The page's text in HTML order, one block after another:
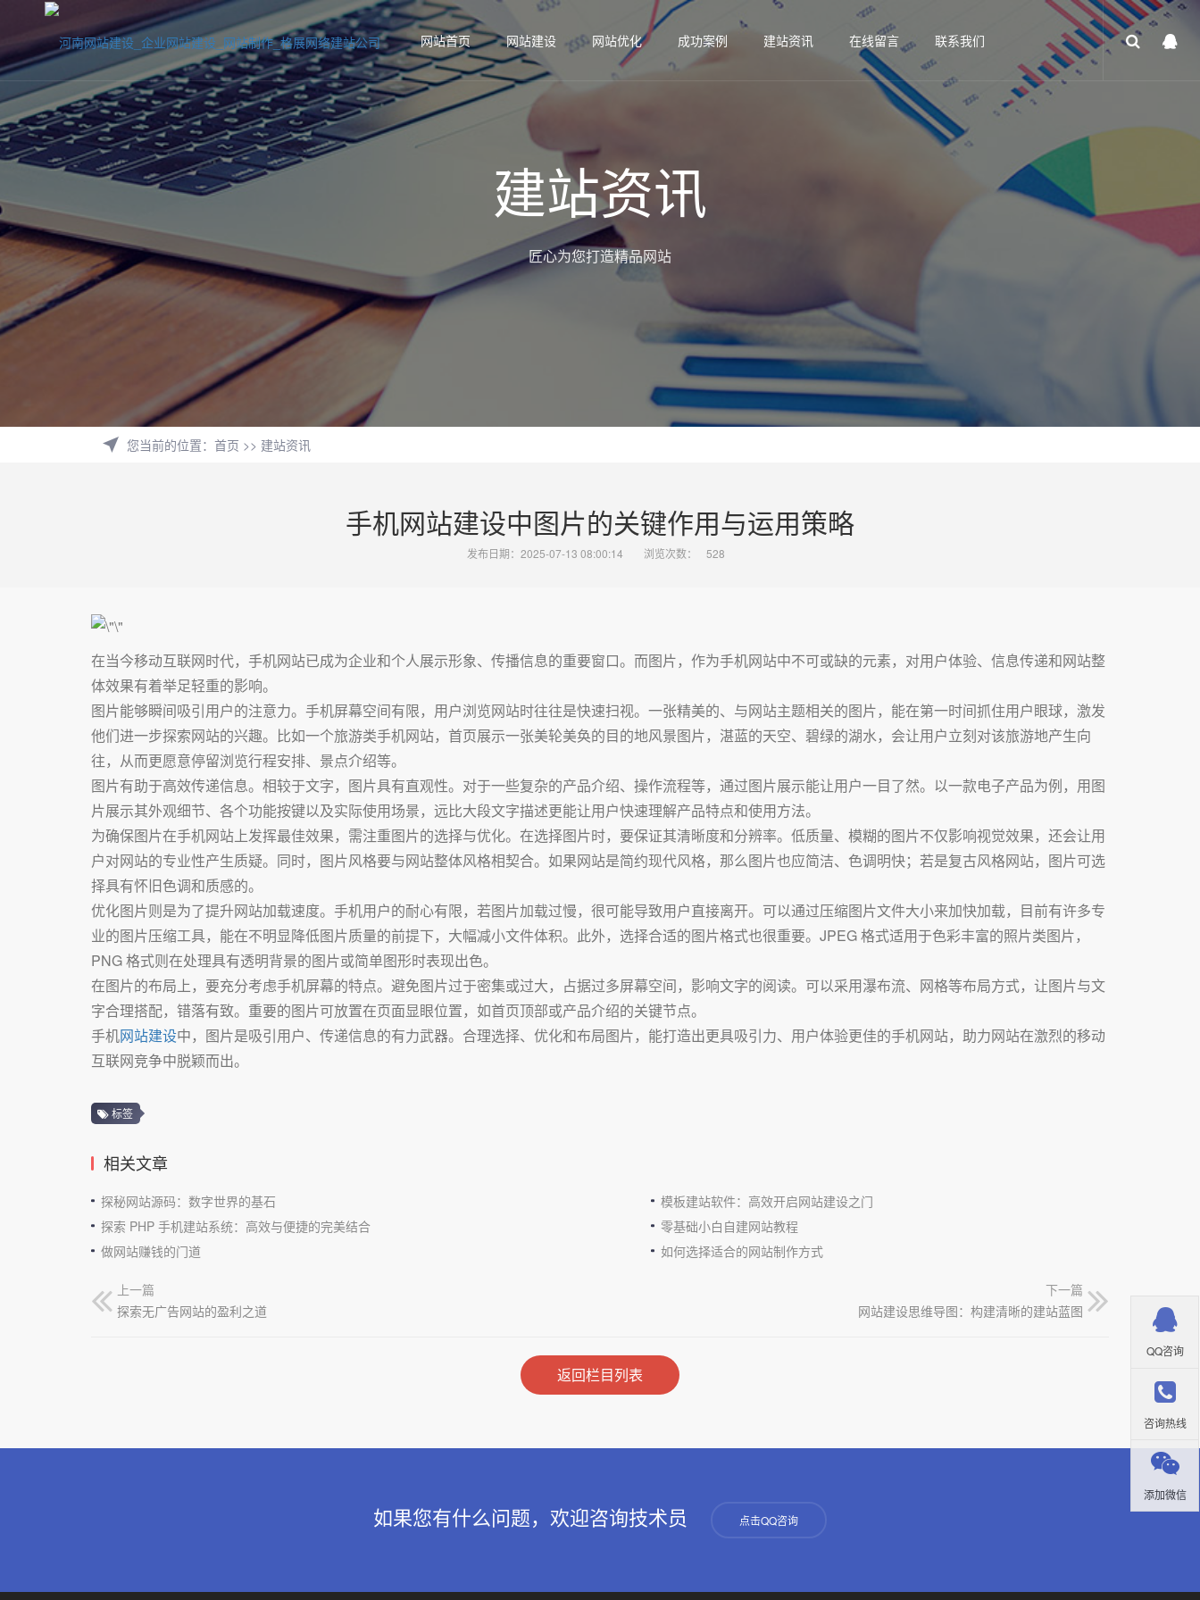
网站首页 网站建设 网站优化 成功案例 建站资讯 在线留言 联系我们
建站资讯
匠心为您打造精品网站
您当前的位置： 首页 >> 建站资讯
手机网站建设中图片的关键作用与运用策略
发布日期：2025-07-13 08:00:14 浏览次数： 528
在当今移动互联网时代，手机网站已成为企业和个人展示形象、传播信息的重要窗口。而图片，作为手机网站中不可或缺的元素，对用户体验、信息传递和网站整
体效果有着举足轻重的影响。
图片能够瞬间吸引用户的注意力。手机屏幕空间有限，用户浏览网站时往往是快速扫视。一张精美的、与网站主题相关的图片，能在第一时间抓住用户眼球，激发
他们进一步探索网站的兴趣。比如一个旅游类手机网站，首页展示一张美轮美奂的目的地风景图片，湛蓝的天空、碧绿的湖水，会让用户立刻对该旅游地产生向
往，从而更愿意停留浏览行程安排、景点介绍等。
图片有助于高效传递信息。相较于文字，图片具有直观性。对于一些复杂的产品介绍、操作流程等，通过图片展示能让用户一目了然。以一款电子产品为例，用图
片展示其外观细节、各个功能按键以及实际使用场景，远比大段文字描述更能让用户快速理解产品特点和使用方法。
为确保图片在手机网站上发挥最佳效果，需注重图片的选择与优化。在选择图片时，要保证其清晰度和分辨率。低质量、模糊的图片不仅影响视觉效果，还会让用
户对网站的专业性产生质疑。同时，图片风格要与网站整体风格相契合。如果网站是简约现代风格，那么图片也应简洁、色调明快；若是复古风格网站，图片可选
择具有怀旧色调和质感的。
优化图片则是为了提升网站加载速度。手机用户的耐心有限，若图片加载过慢，很可能导致用户直接离开。可以通过压缩图片文件大小来加快加载，目前有许多专
业的图片压缩工具，能在不明显降低图片质量的前提下，大幅减小文件体积。此外，选择合适的图片格式也很重要。JPEG 格式适用于色彩丰富的照片类图片，
PNG 格式则在处理具有透明背景的图片或简单图形时表现出色。
在图片的布局上，要充分考虑手机屏幕的特点。避免图片过于密集或过大，占据过多屏幕空间，影响文字的阅读。可以采用瀑布流、网格等布局方式，让图片与文
字合理搭配，错落有致。重要的图片可放置在页面显眼位置，如首页顶部或产品介绍的关键节点。
手机网站建设中，图片是吸引用户、传递信息的有力武器。合理选择、优化和布局图片，能打造出更具吸引力、用户体验更佳的手机网站，助力网站在激烈的移动
互联网竞争中脱颖而出。
标签
相关文章
探秘网站源码：数字世界的基石
模板建站软件：高效开启网站建设之门
探索 PHP 手机建站系统：高效与便捷的完美结合
零基础小白自建网站教程
做网站赚钱的门道
如何选择适合的网站制作方式
上一篇
探索无广告网站的盈利之道
下一篇
网站建设思维导图：构建清晰的建站蓝图
返回栏目列表
如果您有什么问题，欢迎咨询技术员 点击QQ咨询
QQ咨询
咨询热线
添加微信